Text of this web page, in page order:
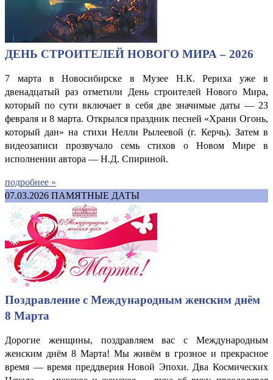
ДЕНЬ СТРОИТЕЛЕЙ НОВОГО МИРА – 2026
7 марта в Новосибирске в Музее Н.К. Рериха уже в
двенадцатый раз отметили День строителей Нового Мира,
который по сути включает в себя две значимые даты — 23
февраля и 8 марта. Открылся праздник песней «Храни Огонь,
который дан» на стихи Нелли Рылеевой (г. Керчь). Затем в
видеозаписи прозвучало семь стихов о Новом Мире в
исполнении автора — Н.Д. Спириной.
подробнее »
07.03.2026 ПАМЯТНЫЕ ДАТЫ
Поздравление с Международным женским днём
8 Марта
Дорогие женщины, поздравляем вас с Международным
женским днём 8 Марта! Мы живём в грозное и прекрасное
время — время преддверия Новой Эпохи. Два Космических